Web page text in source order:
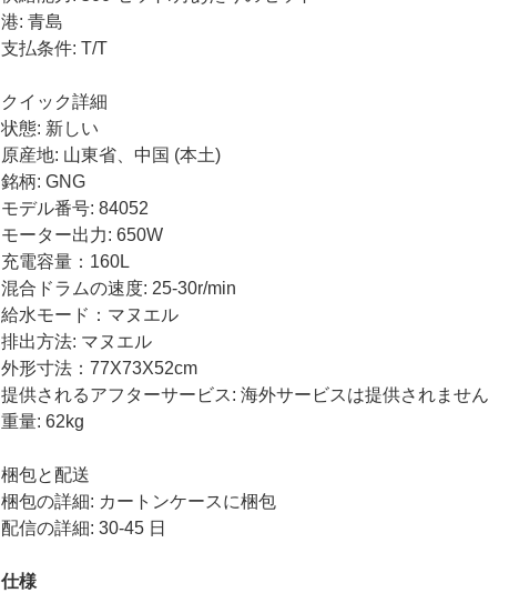
港: 青島
支払条件: T/T
クイック詳細
状態: 新しい
原産地: 山東省、中国 (本土)
銘柄: GNG
モデル番号: 84052
モーター出力: 650W
充電容量：160L
混合ドラムの速度: 25-30r/min
給水モード：マヌエル
排出方法: マヌエル
外形寸法：77X73X52cm
提供されるアフターサービス: 海外サービスは提供されません
重量: 62kg
梱包と配送
梱包の詳細: カートンケースに梱包
配信の詳細: 30-45 日
仕様